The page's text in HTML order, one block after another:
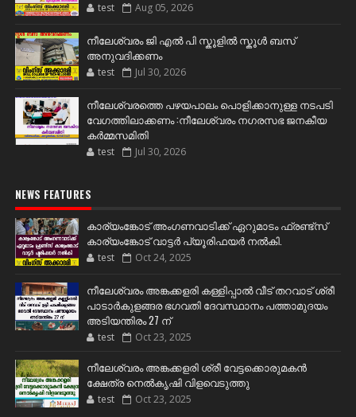
test Aug 05, 2026
നീലേശ്വരം ജി എൽ പി സ്കൂളിൽ സ്കൂൾ ബസ്
അനുവദിക്കണം
test Jul 30, 2026
നീലേശ്വരത്തെ പഴയപാലം പൊളിക്കാനുള്ള നടപടി
വേഗത്തിലാക്കണം :നീലേശ്വരം നഗരസഭ ജനകീയ
കർമ്മസമിതി
test Jul 30, 2026
NEWS FEATURES
കാര്യംങ്കോട് അംഗണവാടിക്ക് ഏറുമാടം ഫ്രണ്ട്സ്
കാര്യംങ്കോട് വാട്ടർ പ്യൂരിഫയർ നൽകി.
test Oct 24, 2025
നീലേശ്വരം അങ്കക്കളരി കള്ളിപ്പാൽ വീട് തറവാട് ശ്രീ
പാടാർകുളങ്ങര ഭഗവതി ദേവസ്ഥാനം പത്താമുദയം
അടിയന്തിരം 27 ന്
test Oct 23, 2025
നീലേശ്വരം അങ്കക്കളരി ശ്രീ വേട്ടക്കൊരുമകൻ
ക്ഷേത്ര നെൽകൃഷി വിളവെടുത്തു
test Oct 23, 2025